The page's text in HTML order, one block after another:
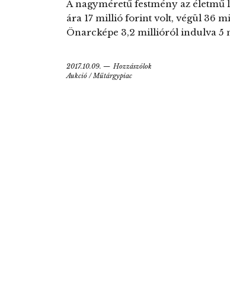
A nagyméretű festmény az
ára 17 millió forint volt, végül 36
Önarcképe 3,2 millióról indulva 5
2017.10.09.
Hozzászólok
Aukció /Műtárgypiac